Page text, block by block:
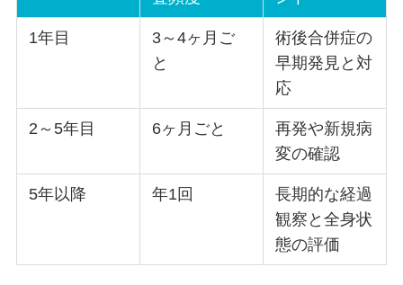
1年目
3～4ヶ月ご
と
術後合併症の
早期発見と対
応
2～5年目 6ヶ月ごと
再発や新規病
変の確認
5年以降 年1回
長期的な経過
観察と全身状
態の評価